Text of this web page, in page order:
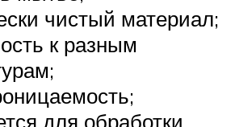
чистый материал;
к разным
для обработки